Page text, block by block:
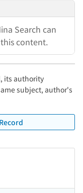
Search can
content.
its authority
subject, author's